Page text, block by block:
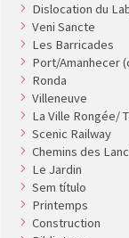
Dislocation du
Veni Sancte
Les Barricades
Port/Amanhecer
Ronda
Villeneuve
La Ville Rongée/
Scenic Railway
Chemins des
Le Jardin
Sem título
Printemps
Construction